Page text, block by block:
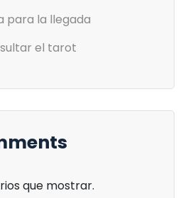
para la llegada
el tarot
que mostrar.